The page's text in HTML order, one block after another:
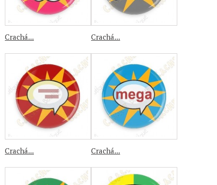
Crachá... Crachá...
Crachá... Crachá...